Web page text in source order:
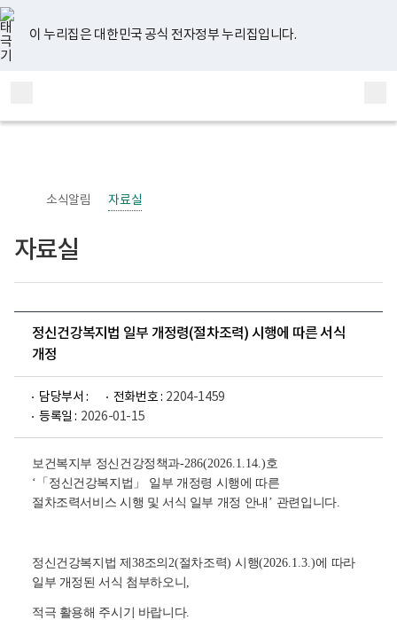
너
비
767px
이
하
이 누리집은 대한민국 공식 전자정부 누리집입니다.
지
검
메
홈
소식알림 자료실
자료실
정신건강복지법 일부 개정령(절차조력) 시행에 따른 서식
개정
담당부서 : 전화번호 : 2204-1459
등록일 : 2026-01-15
보건복지부 정신건강정책과-286(2026.1.14.)호
‘ 「 정신건강복지법 」 일부 개정령 시행에 따른
절차조력서비스 시행 및 서식 일부 개정 안내 ’ 관련입니다.
정신건강복지법 제 38조의 2(절차조력)시행(2026.1.3.)에 따라
일부 개정된 서식 첨부하오니 ,
적극 활용해 주시기 바랍니다.
유
튜
브
페
이
스
북
인
스
타
그
램
블
로
그